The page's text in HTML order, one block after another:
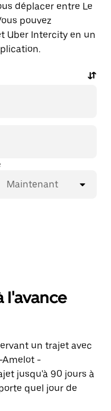
déplacer entre Le
pouvez
Uber Intercity en un
Maintenant
l'avance
un trajet avec
Amelot -
jusqu'à 90 jours à
quel jour de